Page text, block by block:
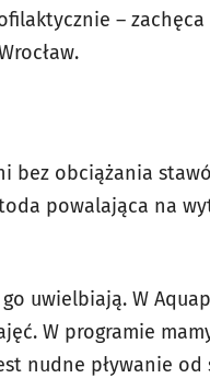
–
bez obciążania
powalająca na
uwielbiają. W
W programie
nudne pływanie od